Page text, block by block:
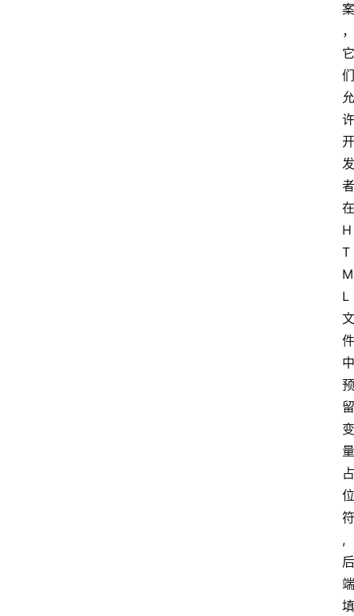
案
，
它
们
允
许
开
发
者
在
H
T
M
L
文
件
中
预
留
变
量
占
位
符
,
后
端
填